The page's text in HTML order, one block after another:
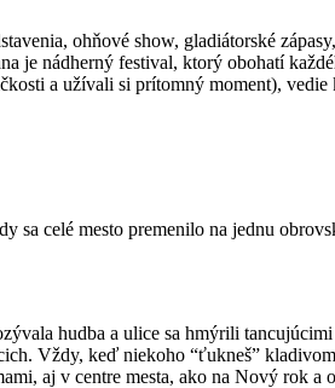
ohňové show, gladiátorské
je nádherný festival, ktorý obohatí
a užívali si prítomný moment), vedie
celé mesto premenilo na jednu
hudba a ulice sa hmýrili
Vždy, keď niekoho “ťukneš”
aj v centre mesta, ako na Nový rok a